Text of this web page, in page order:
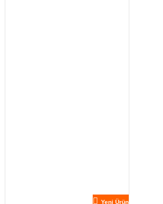
Yeni Ürün